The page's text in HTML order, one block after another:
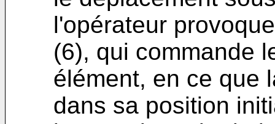
l'opérateur
(6), qui commande
élément, en ce que
dans sa position